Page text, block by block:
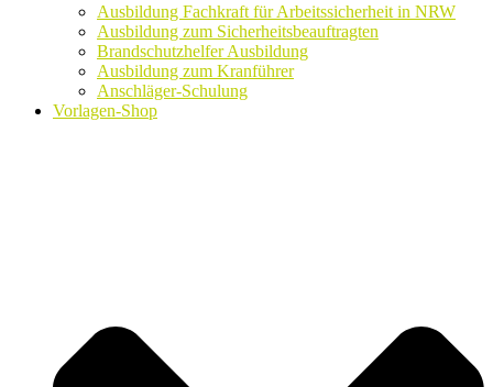
Ausbildung Fachkraft für Arbeitssicherheit in NRW
Ausbildung zum Sicherheitsbeauftragten
Brandschutzhelfer Ausbildung
Ausbildung zum Kranführer
Anschläger-Schulung
Vorlagen-Shop